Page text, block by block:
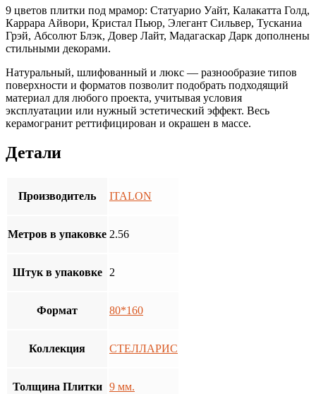
9 цветов плитки под мрамор: Статуарио Уайт, Калакатта Голд,
Каррара Айвори, Кристал Пьюр, Элегант Сильвер, Тусканиа
Грэй, Абсолют Блэк, Довер Лайт, Мадагаскар Дарк дополнены
стильными декорами.
Натуральный, шлифованный и люкс — разнообразие типов
поверхности и форматов позволит подобрать подходящий
материал для любого проекта, учитывая условия
эксплуатации или нужный эстетический эффект. Весь
керамогранит реттифицирован и окрашен в массе.
Детали
Производитель ITALON
Метров в упаковке 2.56
Штук в упаковке 2
Формат 80*160
Коллекция СТЕЛЛАРИС
Толщина Плитки 9 мм.